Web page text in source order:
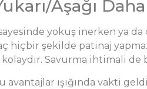
Aşağı
yokuş inerken ya
hiçbir şekilde patinaj
Savurma ihtimali de
avantajlar ışığında vakti